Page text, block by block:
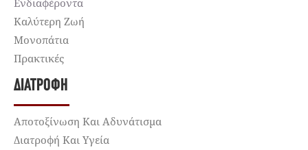
Ενδιαφέροντα
Καλύτερη Ζωή
Μονοπάτια
Πρακτικές
ΔΙΑΤΡΟΦΉ
Αποτοξίνωση Και Αδυνάτισμα
Διατροφή Και Υγεία